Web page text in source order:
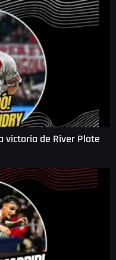
victoria de River Plate